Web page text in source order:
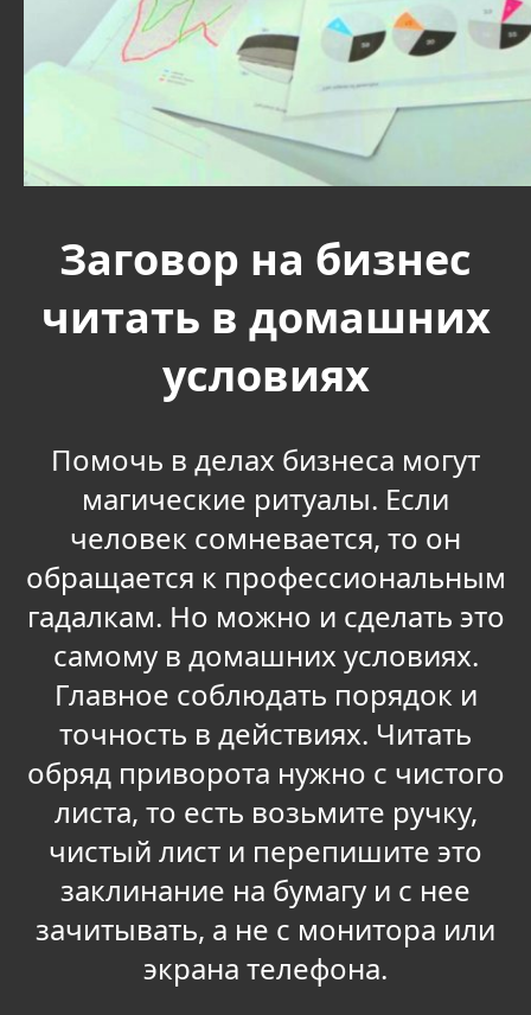
Заговор на бизнес
читать в домашних
условиях
Помочь в делах бизнеса могут
магические ритуалы. Если
человек сомневается, то он
обращается к профессиональным
гадалкам. Но можно и сделать это
самому в домашних условиях.
Главное соблюдать порядок и
точность в действиях. Читать
обряд приворота нужно с чистого
листа, то есть возьмите ручку,
чистый лист и перепишите это
заклинание на бумагу и с нее
зачитывать, а не с монитора или
экрана телефона.